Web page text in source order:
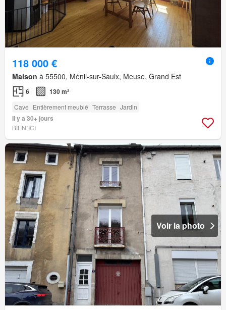
118 000 €
Maison à 55500, Ménil-sur-Saulx, Meuse, Grand Est
6 130 m²
Cave Entièrement meublé Terrasse Jardin
Il y a 30+ jours
BIEN´ICI
Voir la photo